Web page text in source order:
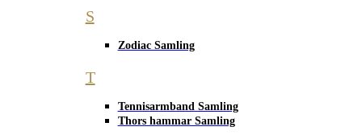
S
Zodiac Samling
T
Tennisarmband Samling
Thors hammar Samling